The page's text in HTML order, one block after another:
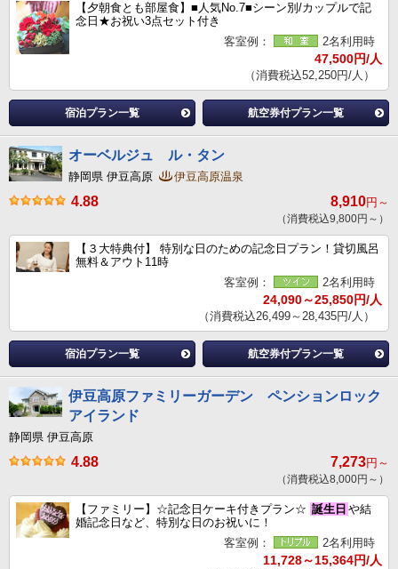
【夕朝食とも部屋食】■人気No.7■シーン別/カップルで記
念日★お祝い3点セット付き
客室例：
2名利用時
47,500円/人
（消費税込52,250円/人）
宿泊プラン一覧 航空券付プラン一覧
オーベルジュ ル・タン
静岡県 伊豆高原 伊豆高原温泉
4.88 8,910円～
（消費税込9,800円～）
【３大特典付】 特別な日のための記念日プラン！貸切風呂
無料＆アウト11時
客室例：
2名利用時
24,090～25,850円/人
（消費税込26,499～28,435円/人）
宿泊プラン一覧 航空券付プラン一覧
伊豆高原ファミリーガーデン ペンションロック
アイランド
静岡県 伊豆高原
4.88 7,273円～
（消費税込8,000円～）
【ファミリー】☆記念日ケーキ付きプラン☆ 誕生日 や結
婚記念日など、特別な日のお祝いに！
客室例：
2名利用時
11,728～15,364円/人